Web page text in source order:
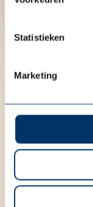
Statistieken
Marketing
Om de
meten en te
om te zien op
Op basis van
door middel
gerichte